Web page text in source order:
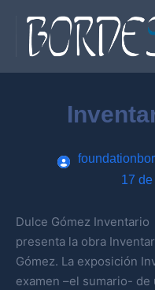
17
Dulce Gómez
presenta la obra
Gómez. La exposición
examen –el sumario-